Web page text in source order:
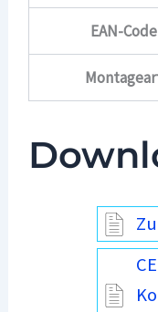
EAN-Code
CE